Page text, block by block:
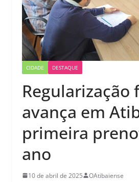
CIDADE DESTAQUE
Regularização
avança em
primeira
ano
10 de abril de 2025 OAtibaiense